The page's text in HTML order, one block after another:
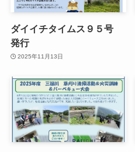
ダイイチタイムス９５号
発行
2025年11月13日